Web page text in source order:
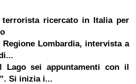
terrorista ricercato in Italia per
Lombardia, intervista a
Lago sei appuntamenti con il
Si inizia i...